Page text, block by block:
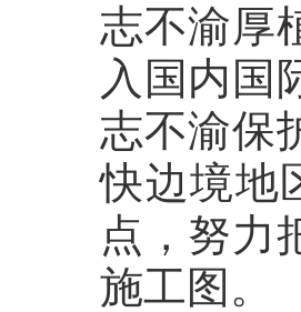
志不渝厚
入国内国
志不渝保
快边境地
点，努力
施工图。